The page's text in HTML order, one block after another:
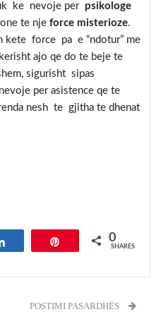
ke nevoje per psikologe
te nje force misterioze.
kete force pa e “ndotur” me
ajo qe do te beje te
sigurisht sipas
per asistence qe te
nesh te gjitha te dhenat
0
SHARES
POSTIMI PASARDHËS